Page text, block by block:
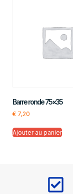
Barre ronde 75×35
€ 7,20
Ajouter au panier